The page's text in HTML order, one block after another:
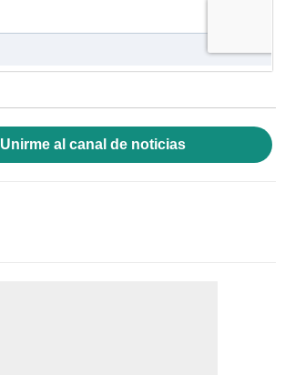
Unirme al canal de noticias